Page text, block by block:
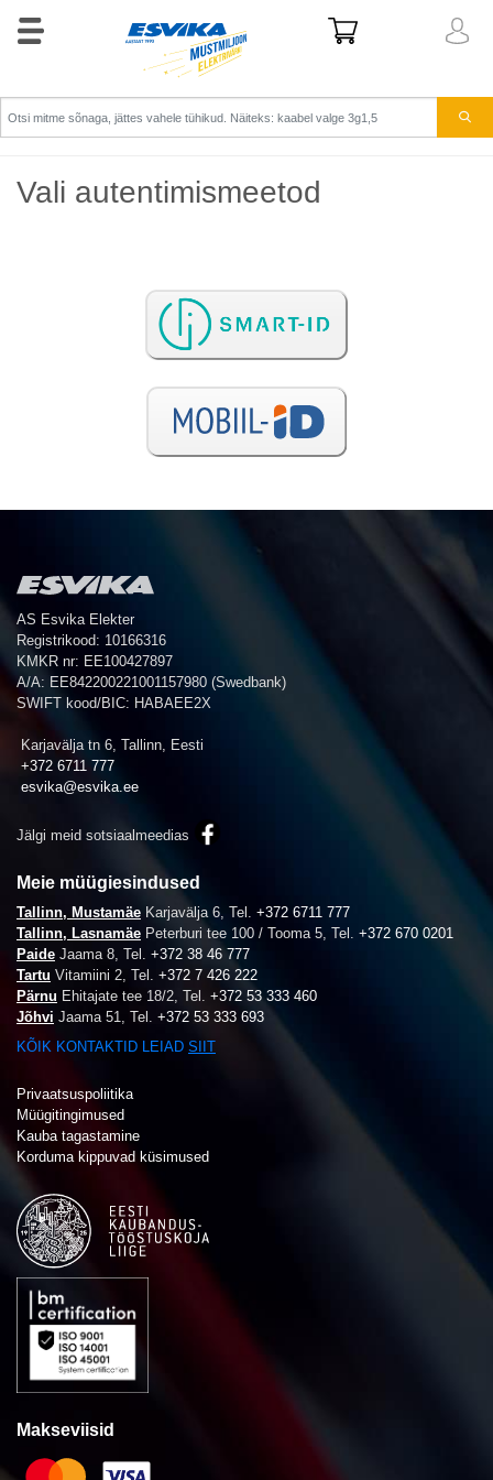
Vali autentimismeetod
AS Esvika Elekter
Registrikood: 10166316
KMKR nr: EE100427897
A/A: EE842200221001157980 (Swedbank)
SWIFT kood/BIC: HABAEE2X
Karjavälja tn 6, Tallinn, Eesti
+372 6711 777
esvika@esvika.ee
Jälgi meid sotsiaalmeedias
Meie müügiesindused
Tallinn, Mustamäe Karjavälja 6, Tel. +372 6711 777
Tallinn, Lasnamäe Peterburi tee 100 / Tooma 5, Tel. +372 670 0201
Paide Jaama 8, Tel. +372 38 46 777
Tartu Vitamiini 2, Tel. +372 7 426 222
Pärnu Ehitajate tee 18/2, Tel. +372 53 333 460
Jõhvi Jaama 51, Tel. +372 53 333 693
KÕIK KONTAKTID LEIAD SIIT
Privaatsuspoliitika
Müügitingimused
Kauba tagastamine
Korduma kippuvad küsimused
Makseviisid